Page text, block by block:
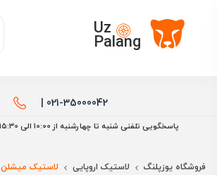
Uz
Palang
021-35000042 |
پاسخگویی تلفنی شنبه تا چهارشنبه از 10:00 الی ۱۵:30 پنجشنبه تا 13:00
فروشگاه یوزپلنگ لاستیک اروپایی لاستیک میشلن